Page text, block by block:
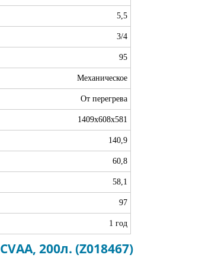
5,5
3/4
95
Механическое
От перегрева
1409х608х581
140,9
60,8
58,1
97
1 год
200л. (Z018467)